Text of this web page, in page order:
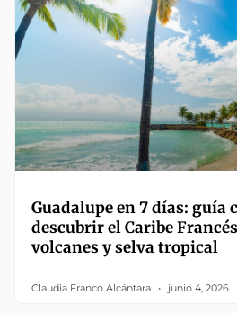
Guadalupe en 7 días: guía
descubrir el Caribe
volcanes y selva tropical
Claudia Franco Alcántara junio 4, 2026